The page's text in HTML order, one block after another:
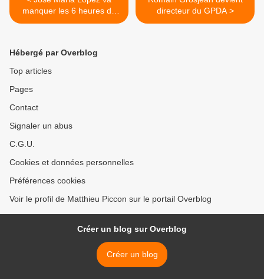
manquer les 6 heures de
Spa-Francorchamps
directeur du GPDA >
Hébergé par Overblog
Top articles
Pages
Contact
Signaler un abus
C.G.U.
Cookies et données personnelles
Préférences cookies
Voir le profil de Matthieu Piccon sur le portail Overblog
Créer un blog sur Overblog
Créer un blog